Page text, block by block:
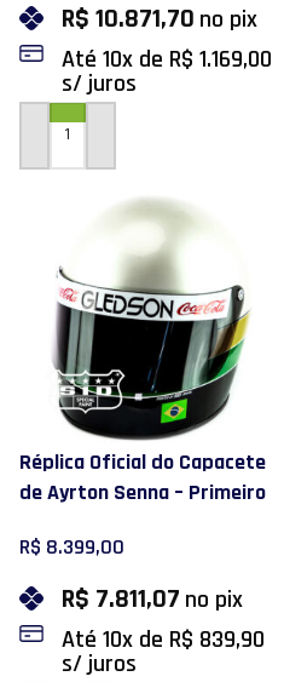
R$ 10.871,70 no pix
Até 10x de R$ 1.169,00
s/ juros
Réplica Oficial do Capacete
de Ayrton Senna – Primeiro
1978
R$ 8.399,00
R$ 7.811,07 no pix
Até 10x de R$ 839,90
s/ juros